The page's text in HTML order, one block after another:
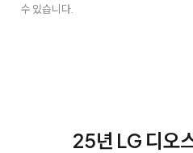
수 있습니다.
25년 LG 디오